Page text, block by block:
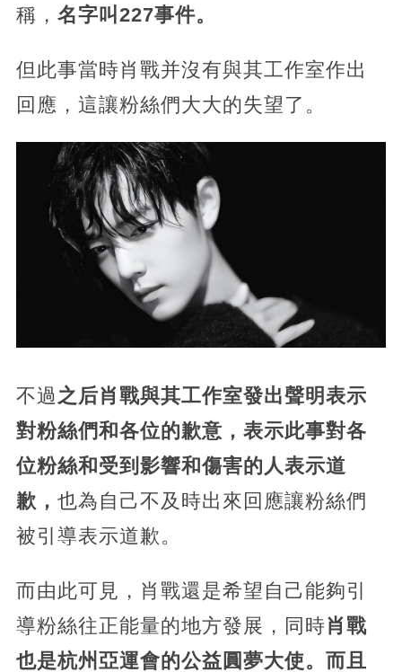
稱， 名字叫227事件。
但此事當時肖戰并沒有與其工作室作出
回應，這讓粉絲們大大的失望了。
不過 之后肖戰與其工作室發出聲明表示
對粉絲們和各位的歉意，表示此事對各
位粉絲和受到影響和傷害的人表示道
歉， 也為自己不及時出來回應讓粉絲們
被引導表示道歉。
而由此可見，肖戰還是希望自己能夠引
導粉絲往正能量的地方發展，同時肖戰
也是杭州亞運會的公益圓夢大使。而且